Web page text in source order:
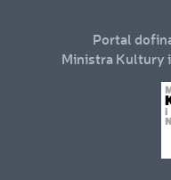
Portal
Ministra Kultury